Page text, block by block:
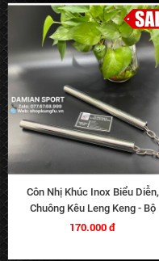
Côn Nhị Khúc Inox Biểu Diễn,
Chuông Kêu Leng Keng - Bộ
170.000 đ